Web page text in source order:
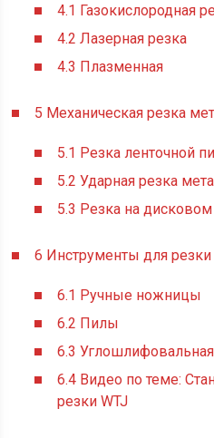
4.1 Газокислородная
4.2 Лазерная резка
4.3 Плазменная
5 Механическая резка
5.1 Резка ленточной
5.2 Ударная резка
5.3 Резка на дисковом
6 Инструменты для резки
6.1 Ручные ножницы
6.2 Пилы
6.3
6.4 Видео по теме:
резки WTJ